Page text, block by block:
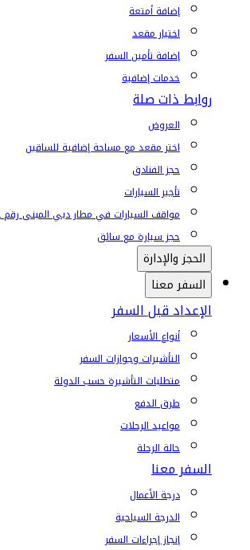
إضافة أمتعة
اختيار مقعد
إضافة تأمين السفر
خدمات إضافية
روابط ذات صلة
العروض
اختر مقعد مع مساحة إضافية للساقين
حجز الفنادق
تأجير السيارات
مواقف السيارات في مطار دبي المبنى رقم 2
حجز سيارة مع سائق
الحجز والإدارة
السفر معنا
الإعداد قبل السفر
أنواع الأسعار
التأشيرات وجوازات السفر
متطلبات التأشيرة حسب الدولة
طرق الدفع
مواعيد الرحلات
حالة الرحلة
السفر معنا
درجة الأعمال
الدرجة السياحية
إنجاز إجراءات السفر